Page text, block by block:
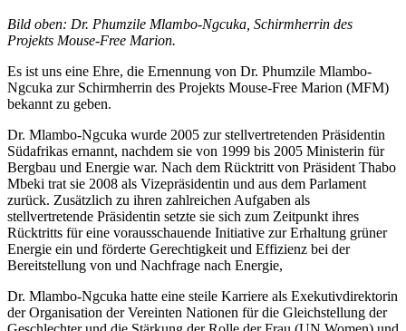
Bild oben: Dr. Phumzile Mlambo-Ngcuka, Schirmherrin des
Projekts Mouse-Free Marion.
Es ist uns eine Ehre, die Ernennung von Dr. Phumzile Mlambo-
Ngcuka zur Schirmherrin des Projekts Mouse-Free Marion (MFM)
bekannt zu geben.
Dr. Mlambo-Ngcuka wurde 2005 zur stellvertretenden Präsidentin
Südafrikas ernannt, nachdem sie von 1999 bis 2005 Ministerin für
Bergbau und Energie war. Nach dem Rücktritt von Präsident Thabo
Mbeki trat sie 2008 als Vizepräsidentin und aus dem Parlament
zurück. Zusätzlich zu ihren zahlreichen Aufgaben als
stellvertretende Präsidentin setzte sie sich zum Zeitpunkt ihres
Rücktritts für eine vorausschauende Initiative zur Erhaltung grüner
Energie ein und förderte Gerechtigkeit und Effizienz bei der
Bereitstellung von und Nachfrage nach Energie,
Dr. Mlambo-Ngcuka hatte eine steile Karriere als Exekutivdirektorin
der Organisation der Vereinten Nationen für die Gleichstellung der